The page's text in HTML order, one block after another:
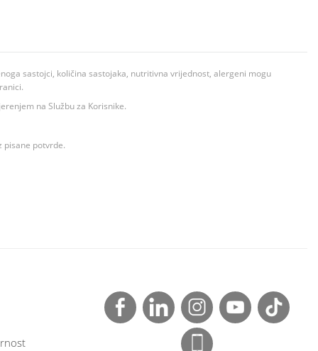
sastojci, količina sastojaka, nutritivna vrijednost, alergeni mogu
na Službu za Korisnike.
pisane potvrde.